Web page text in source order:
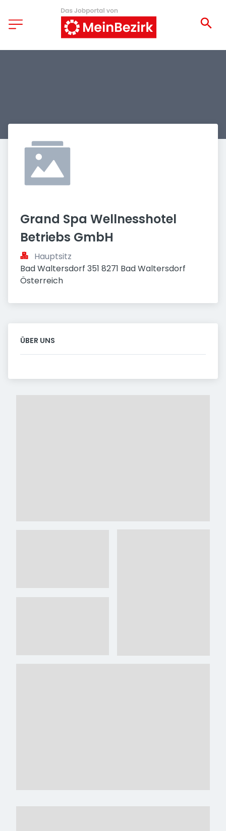
Grand Spa Wellnesshotel
Betriebs GmbH
Hauptsitz
Bad Waltersdorf 351 8271 Bad Waltersdorf
Österreich
ÜBER UNS